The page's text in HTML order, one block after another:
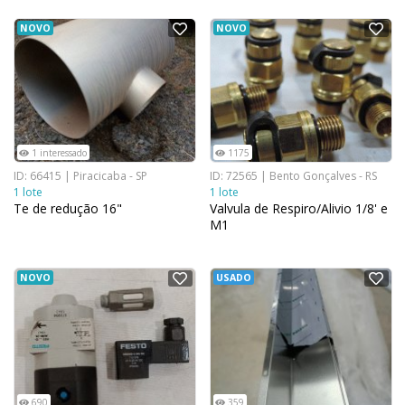
NOVO
1 interessado
ID: 66415 | Piracicaba - SP
1 lote
Te de redução 16"
NOVO
1175
ID: 72565 | Bento Gonçalves - RS
1 lote
Valvula de Respiro/Alivio 1/8' e
M1
NOVO
690
USADO
359